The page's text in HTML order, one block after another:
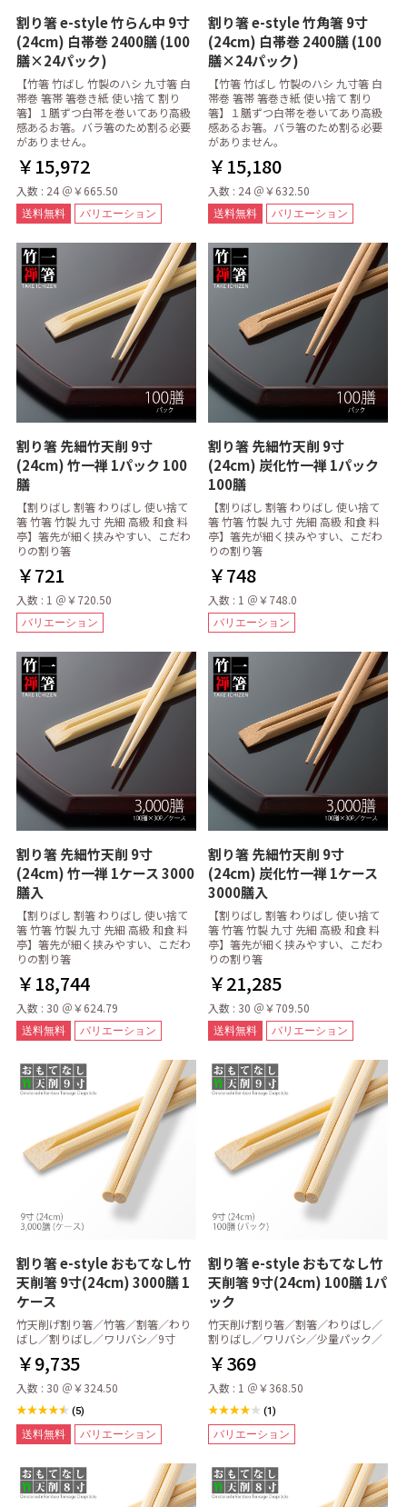
割り箸 e-style 竹らん中 9寸
(24cm) 白帯巻 2400膳 (100
膳×24パック)
【竹箸 竹ばし 竹製のハシ 九寸箸 白
帯巻 箸帯 箸巻き紙 使い捨て 割り
箸】１膳ずつ白帯を巻いてあり高級
感あるお箸。バラ箸のため割る必要
がありません。
￥15,972
入数 : 24 ＠￥665.50
送料無料 バリエーション
割り箸 e-style 竹角箸 9寸
(24cm) 白帯巻 2400膳 (100
膳×24パック)
【竹箸 竹ばし 竹製のハシ 九寸箸 白
帯巻 箸帯 箸巻き紙 使い捨て 割り
箸】１膳ずつ白帯を巻いてあり高級
感あるお箸。バラ箸のため割る必要
がありません。
￥15,180
入数 : 24 ＠￥632.50
送料無料 バリエーション
割り箸 先細竹天削 9寸
(24cm) 竹一禅 1パック 100
膳
【割りばし 割箸 わりばし 使い捨て
箸 竹箸 竹製 九寸 先細 高級 和食 料
亭】箸先が細く挟みやすい、こだわ
りの割り箸
￥721
入数 : 1 ＠￥720.50
バリエーション
割り箸 先細竹天削 9寸
(24cm) 炭化竹一禅 1パック
100膳
【割りばし 割箸 わりばし 使い捨て
箸 竹箸 竹製 九寸 先細 高級 和食 料
亭】箸先が細く挟みやすい、こだわ
りの割り箸
￥748
入数 : 1 ＠￥748.0
バリエーション
割り箸 先細竹天削 9寸
(24cm) 竹一禅 1ケース 3000
膳入
【割りばし 割箸 わりばし 使い捨て
箸 竹箸 竹製 九寸 先細 高級 和食 料
亭】箸先が細く挟みやすい、こだわ
りの割り箸
￥18,744
入数 : 30 ＠￥624.79
送料無料 バリエーション
割り箸 先細竹天削 9寸
(24cm) 炭化竹一禅 1ケース
3000膳入
【割りばし 割箸 わりばし 使い捨て
箸 竹箸 竹製 九寸 先細 高級 和食 料
亭】箸先が細く挟みやすい、こだわ
りの割り箸
￥21,285
入数 : 30 ＠￥709.50
送料無料 バリエーション
割り箸 e-style おもてなし竹
天削箸 9寸(24cm) 3000膳 1
ケース
竹天削げ割り箸／竹箸／割箸／わり
ばし／割りばし／ワリバシ／9寸
￥9,735
入数 : 30 ＠￥324.50
(5)
送料無料 バリエーション
割り箸 e-style おもてなし竹
天削箸 9寸(24cm) 100膳 1パ
ック
竹天削げ割り箸／割箸／わりばし／
割りばし／ワリバシ／少量パック／
￥369
入数 : 1 ＠￥368.50
(1)
バリエーション